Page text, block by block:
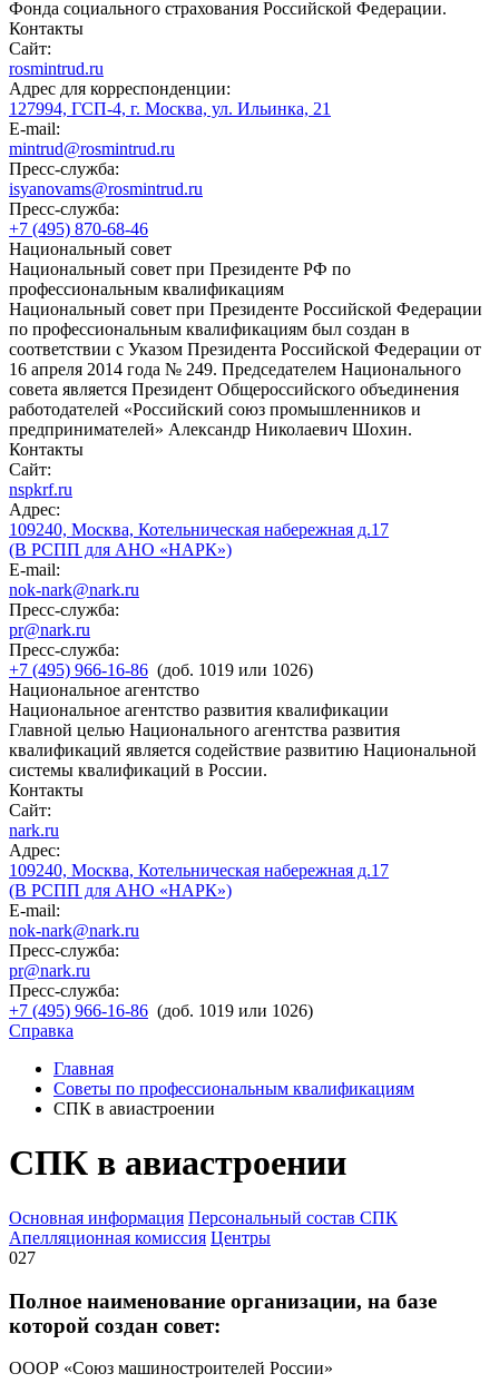
Фонда социального страхования Российской Федерации.
Контакты
Сайт:
rosmintrud.ru
Адрес для корреспонденции:
127994, ГСП-4, г. Москва, ул. Ильинка, 21
E-mail:
mintrud@rosmintrud.ru
Пресс-служба:
isyanovams@rosmintrud.ru
Пресс-служба:
+7 (495) 870-68-46
Национальный совет
Национальный совет при Президенте РФ по
профессиональным квалификациям
Национальный совет при Президенте Российской Федерации
по профессиональным квалификациям был создан в
соответствии с Указом Президента Российской Федерации от
16 апреля 2014 года № 249. Председателем Национального
совета является Президент Общероссийского объединения
работодателей «Российский союз промышленников и
предпринимателей» Александр Николаевич Шохин.
Контакты
Сайт:
nspkrf.ru
Адрес:
109240, Москва, Котельническая набережная д.17
(В РСПП для АНО «НАРК»)
E-mail:
nok-nark@nark.ru
Пресс-служба:
pr@nark.ru
Пресс-служба:
+7 (495) 966-16-86 (доб. 1019 или 1026)
Национальное агентство
Национальное агентство развития квалификации
Главной целью Национального агентства развития
квалификаций является содействие развитию Национальной
системы квалификаций в России.
Контакты
Сайт:
nark.ru
Адрес:
109240, Москва, Котельническая набережная д.17
(В РСПП для АНО «НАРК»)
E-mail:
nok-nark@nark.ru
Пресс-служба:
pr@nark.ru
Пресс-служба:
+7 (495) 966-16-86 (доб. 1019 или 1026)
Справка
Главная
Советы по профессиональным квалификациям
СПК в авиастроении
СПК в авиастроении
Основная информация Персональный состав СПК
Апелляционная комиссия Центры
027
Полное наименование организации, на базе
которой создан совет:
ОООР «Союз машиностроителей России»